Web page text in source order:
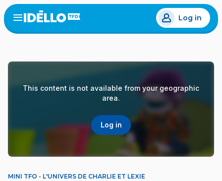
Skip
to
main
Open
menu
Log in
This content is not available from your geographic
area.
Log in
MINI TFO - L'UNIVERS DE CHARLIE ET LEXIE